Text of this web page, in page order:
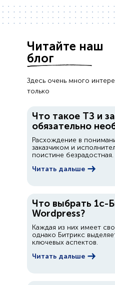
Читайте наш
блог
Здесь очень много
только
Что такое ТЗ и
обязательно
Расхождение в
заказчиком и
поистине безрадостная.
Читать дальше
Что выбрать 1с-
Wordpress?
Каждая из них имеет
однако Битрикс
ключевых аспектов.
Читать дальше